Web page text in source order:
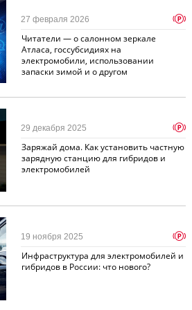
Читатели — о салонном зеркале
Атласа, госсубсидиях на
электромобили, использовании
запаски зимой и о другом
27 февраля 2026 p
Заряжай дома. Как установить частную
зарядную станцию для гибридов и
электромобилей
29 декабря 2025 p
Инфраструктура для электромобилей и
гибридов в России: что нового?
19 ноября 2025 p